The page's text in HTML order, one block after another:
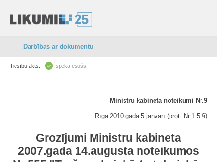
Darbības ar dokumentu
Tiesību akts: spēkā esošs
Ministru kabineta noteikumi Nr.9
Rīgā 2010.gada 5.janvārī (prot. Nr.1 5.§)
Grozījumi Ministru kabineta
2007.gada 14.augusta noteikumos